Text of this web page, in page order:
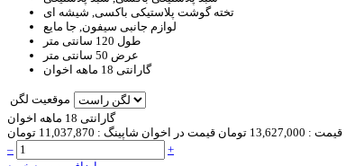
تخته گوشت پلاستیکی باکسی, شیشه ای
لوازم جانبی سیفون, جا مایع
طول 120 سانتی متر
عرض 50 سانتی متر
گارانتی 18 ماهه اخوان
موقعیت لگن
گارانتی 18 ماهه اخوان
قیمت : 13,627,000 تومان قیمت در اخوان شاپینگ : 11,037,870 تومان
–
+